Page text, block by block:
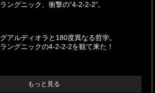
ラングニック、衝撃の“4-2-2-2”。
グアルディオラと180度異なる哲学。
ラングニックの4-2-2-2を観て来た！
もっと見る